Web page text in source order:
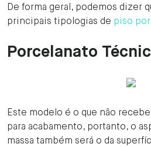
De forma geral, podemos dizer
principais tipologias de piso
Porcelanato
Este modelo é o que não
para acabamento, portanto, o
massa também será o da